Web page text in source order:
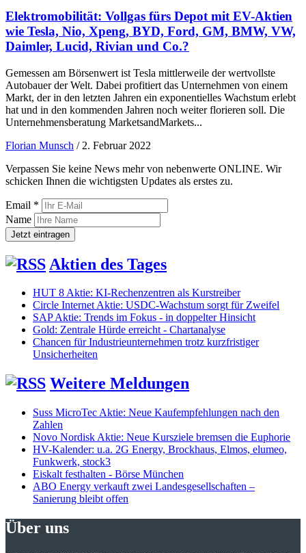
Elektromobilität: Vollgas fürs Depot mit EV-Aktien
wie Tesla, Nio, Xpeng, BYD, Ford, GM, BMW, VW,
Daimler, Lucid, Rivian und Co.?
Gemessen am Börsenwert ist Tesla mittlerweile der wertvollste
Autobauer der Welt. Dabei profitiert das Unternehmen von einem
Markt, der in den letzten Jahren ein exponentielles Wachstum erlebt
hat und in den kommenden Jahren noch weiter florieren soll. Die
Unternehmensberatung MarketsandMarkets...
Florian Munsch / 2. Februar 2022
Verpassen Sie keine News mehr von nebenwerte ONLINE. Wir
schicken Ihnen die wichtigsten Updates als erstes zu.
Email *
Name
Aktien des Tages
HUT 8 Aktie: KI-Rechenzentren als Kurstreiber
Circle Internet Aktie: USDC-Wachstum sorgt für Zweifel
SAP Aktie: Trends im Fokus - in doppelter Hinsicht
Gold: Zentrale Hürde erreicht - Chartanalyse
Chancen für Industrieunternehmen trotz kurzfristiger
Unsicherheiten
Weitere Meldungen
Suss MicroTec Aktie: Neue Kaufempfehlungen nach den
Zahlen
Novo Nordisk Aktie: Neue Kursziele bremsen die Euphorie
HV-Kalender: u.a. 2G Energy, Brockhaus, Elmos, elumeo,
Funkwerk, stock3
Eiskalt festhalten - Börse München
ABO Energy verkauft zwei Landesgesellschaften –
Sanierung bleibt offen
Über uns